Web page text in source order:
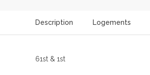
Description Logements
61st & 1st